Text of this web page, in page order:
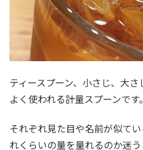
ティースプーン、小さじ、大
よく使われる計量スプーンです。
それぞれ見た目や名前が似て
れくらいの量を量れるのか迷う